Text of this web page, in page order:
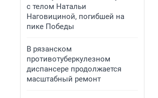
с телом Натальи
Наговициной, погибшей на
пике Победы
В рязанском
противотуберкулезном
диспансере продолжается
масштабный ремонт